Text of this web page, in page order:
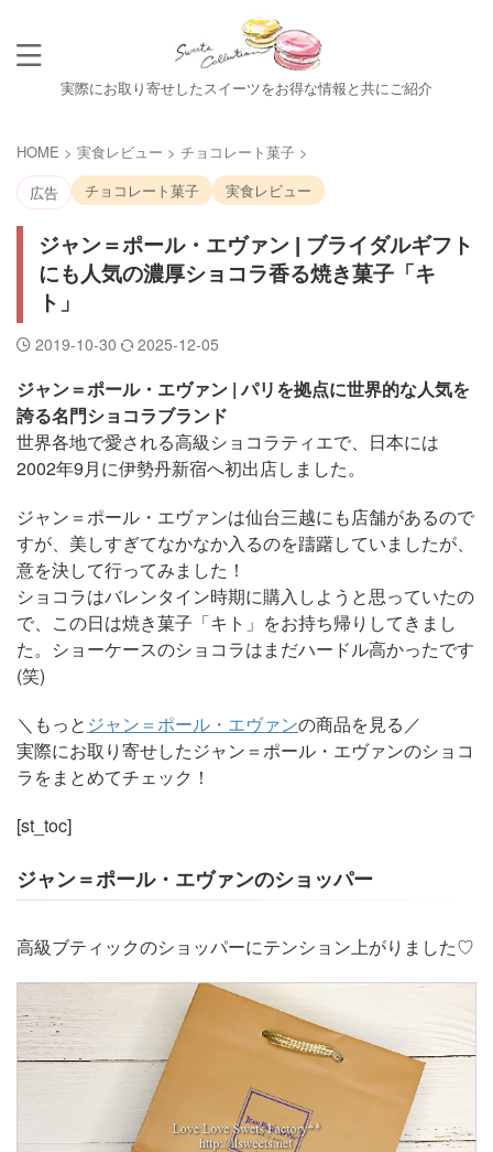
実際にお取り寄せしたスイーツをお得な情報と共にご紹介
HOME > 実食レビュー > チョコレート菓子 >
広告
チョコレート菓子 実食レビュー
ジャン＝ポール・エヴァン | ブライダルギフト
にも人気の濃厚ショコラ香る焼き菓子「キ
ト」
2019-10-30 2025-12-05
ジャン＝ポール・エヴァン | パリを拠点に世界的な人気を
誇る名門ショコラブランド
世界各地で愛される高級ショコラティエで、日本には
2002年9月に伊勢丹新宿へ初出店しました。
ジャン＝ポール・エヴァンは仙台三越にも店舗があるので
すが、美しすぎてなかなか入るのを躊躇していましたが、
意を決して行ってみました！
ショコラはバレンタイン時期に購入しようと思っていたの
で、この日は焼き菓子「キト」をお持ち帰りしてきまし
た。ショーケースのショコラはまだハードル高かったです
(笑)
＼もっと ジャン＝ポール・エヴァンの商品を見る／
実際にお取り寄せしたジャン＝ポール・エヴァンのショコ
ラをまとめてチェック！
[st_toc]
ジャン＝ポール・エヴァンのショッパー
高級ブティックのショッパーにテンション上がりました♡